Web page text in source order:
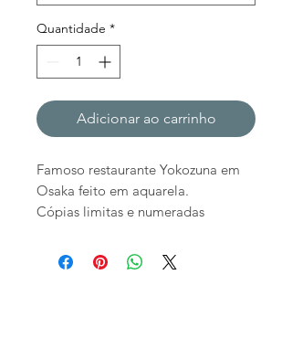
Quantidade *
Adicionar ao carrinho
Famoso restaurante Yokozuna em
Osaka feito em aquarela.
Cópias limitas e numeradas
A2, A3 e A4 impresso em papel
couchê de 300gm.